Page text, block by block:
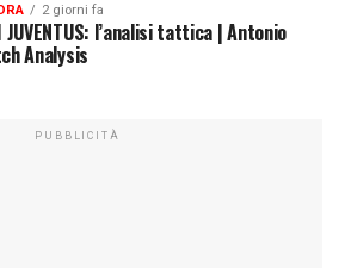
2 giorni fa
JUVENTUS: l’analisi tattica | Antonio
Analysis
PUBBLICITÀ